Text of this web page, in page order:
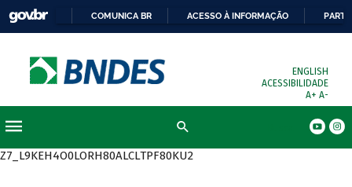
COMUNICA BR ACESSO À INFORMAÇÃO
ENGLISH
ACESSIBILIDADE
A+ A-
Z7_L9KEH4O0LORH80ALCLTPF80KU2